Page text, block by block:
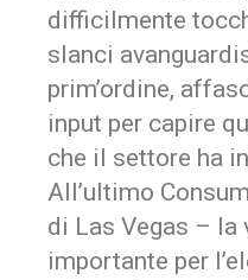
difficilmente
slanci
prim’ordine,
input per capire
che il settore ha
All’ultimo
di Las Vegas – la
importante per